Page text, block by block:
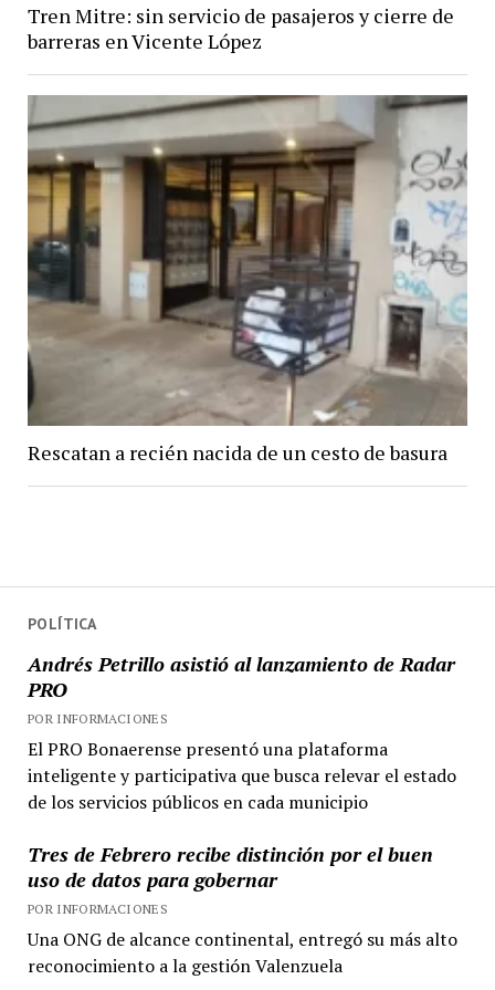
POLÍTICA
Andrés Petrillo asistió al lanzamiento de Radar
PRO
POR INFORMACIONES
El PRO Bonaerense presentó una plataforma
inteligente y participativa que busca relevar el estado
de los servicios públicos en cada municipio
Tres de Febrero recibe distinción por el buen
uso de datos para gobernar
POR INFORMACIONES
Una ONG de alcance continental, entregó su más alto
reconocimiento a la gestión Valenzuela
Tren Mitre: sin servicio de pasajeros y cierre de
barreras en Vicente López
Rescatan a recién nacida de un cesto de basura